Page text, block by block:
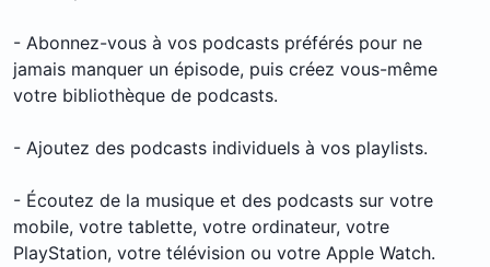
- Abonnez-vous à vos podcasts préférés pour ne
jamais manquer un épisode, puis créez vous-même
votre bibliothèque de podcasts.
- Ajoutez des podcasts individuels à vos playlists.
- Écoutez de la musique et des podcasts sur votre
mobile, votre tablette, votre ordinateur, votre
PlayStation, votre télévision ou votre Apple Watch.